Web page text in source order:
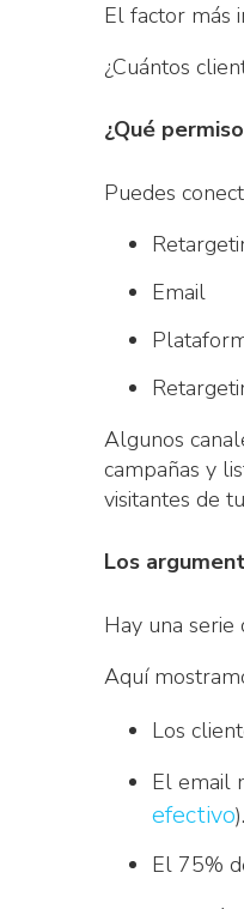
El factor más
¿Cuántos
¿Qué
Puedes
Email
Algunos
campañas y
visitantes de
Los
Hay una serie
Aquí
Los
El email
efectivo).
El 75%